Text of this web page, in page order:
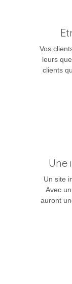
Vos
leurs
clients
Une
Un site
Avec
auront